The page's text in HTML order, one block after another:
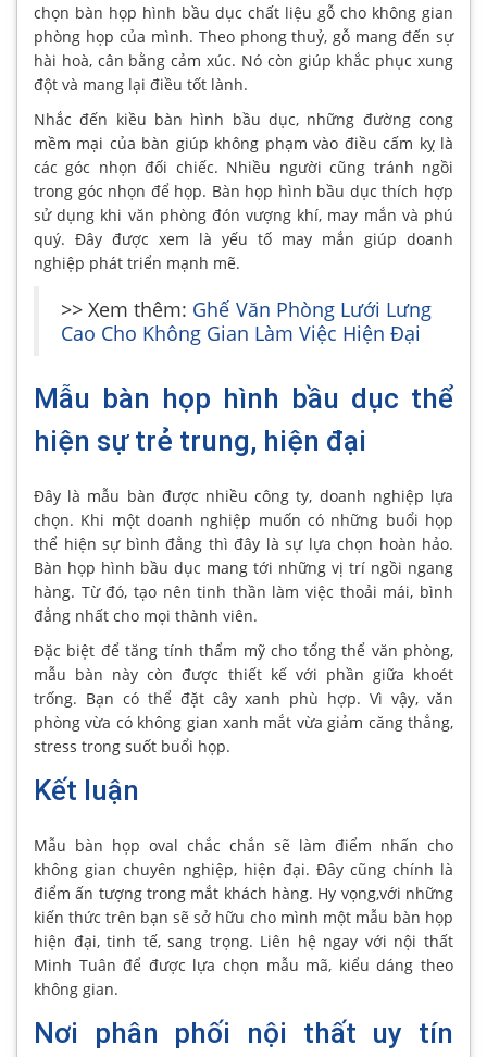
chọn bàn họp hình bầu dục chất liệu gỗ cho không gian
phòng họp của mình. Theo phong thuỷ, gỗ mang đến sự
hài hoà, cân bằng cảm xúc. Nó còn giúp khắc phục xung
đột và mang lại điều tốt lành.
Nhắc đến kiều bàn hình bầu dục, những đường cong
mềm mại của bàn giúp không phạm vào điều cấm kỵ là
các góc nhọn đối chiếc. Nhiều người cũng tránh ngồi
trong góc nhọn để họp. Bàn họp hình bầu dục thích hợp
sử dụng khi văn phòng đón vượng khí, may mắn và phú
quý. Đây được xem là yếu tố may mắn giúp doanh
nghiệp phát triển mạnh mẽ.
>> Xem thêm: Ghế Văn Phòng Lưới Lưng
Cao Cho Không Gian Làm Việc Hiện Đại
Mẫu bàn họp hình bầu dục thể
hiện sự trẻ trung, hiện đại
Đây là mẫu bàn được nhiều công ty, doanh nghiệp lựa
chọn. Khi một doanh nghiệp muốn có những buổi họp
thể hiện sự bình đẳng thì đây là sự lựa chọn hoàn hảo.
Bàn họp hình bầu dục mang tới những vị trí ngồi ngang
hàng. Từ đó, tạo nên tinh thần làm việc thoải mái, bình
đẳng nhất cho mọi thành viên.
Đặc biệt để tăng tính thẩm mỹ cho tổng thể văn phòng,
mẫu bàn này còn được thiết kế với phần giữa khoét
trống. Bạn có thể đặt cây xanh phù hợp. Vì vậy, văn
phòng vừa có không gian xanh mắt vừa giảm căng thẳng,
stress trong suốt buổi họp.
Kết luận
Mẫu bàn họp oval chắc chắn sẽ làm điểm nhấn cho
không gian chuyên nghiệp, hiện đại. Đây cũng chính là
điểm ấn tượng trong mắt khách hàng. Hy vọng,với những
kiến thức trên bạn sẽ sở hữu cho mình một mẫu bàn họp
hiện đại, tinh tế, sang trọng. Liên hệ ngay với nội thất
Minh Tuân để được lựa chọn mẫu mã, kiểu dáng theo
không gian.
Nơi phân phối nội thất uy tín